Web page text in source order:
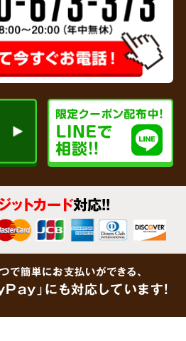
連携
運営している弊社では、
分けが不要なあらゆるご
定いたします。企業で連
きるものがあるかわからな
ットカード対応!!
で簡単にお支払いができる、
」にも対応しています!